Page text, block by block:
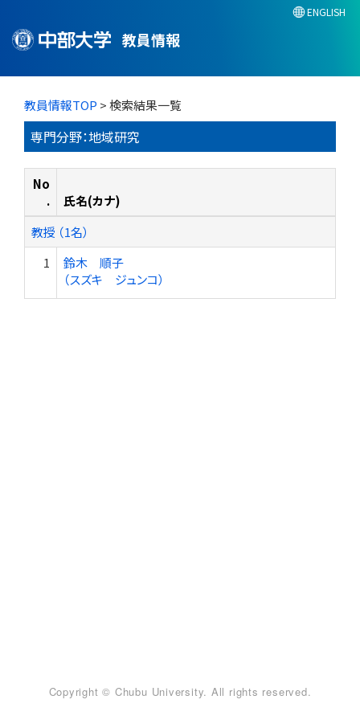
教員情報
ENGLISH
教員情報TOP > 検索結果一覧
専門分野：地域研究
No
.
氏名(カナ)
教授 （1名）
1
鈴木 順子
（スズキ ジュンコ）
Copyright © Chubu University. All rights reserved.